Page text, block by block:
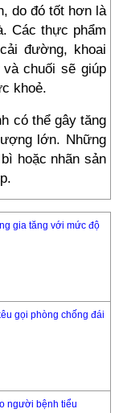
do đó tốt hơn là
Các thực phẩm
đường, khoai
chuối sẽ giúp
khoẻ.
có thể gây tăng
lớn. Những
hoặc nhãn sản
gia tăng với mức độ
gọi phòng chống đái
người bệnh tiểu